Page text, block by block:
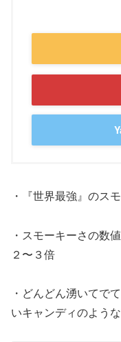
・『世界最強』のス
・スモーキーさの数
２〜３倍
・どんどん湧いてで
いキャンディのよう